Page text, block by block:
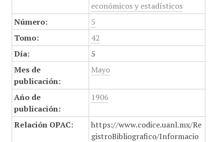
económicos y estadísticos
Número:
5
Tomo:
42
Día:
5
Mes de
publicación:
Mayo
Año de
publicación:
1906
Relación OPAC:
https://www.codice.uanl.mx/Re
gistroBibliografico/Informacio